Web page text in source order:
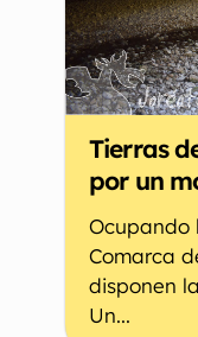
Tierras
por un
Ocupando
Comarca
disponen
Un...